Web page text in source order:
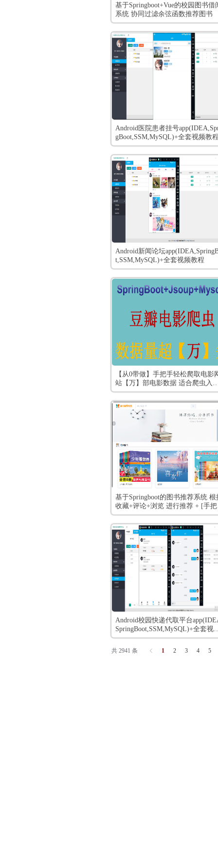
基于Springboot+Vue的校园图书借
系统 协同过滤余弦函数推荐图书
Android医院患者挂号
gBoot,SSM,MySQL)+全套视频教
Android新闻论坛
t,SSM,MySQL)+全套视频教程
【从0带做】手把手轻松爬取电影
站【万】部电影数据 适合爬虫入
爬虫原理java爬虫数据量超万条
电影爬虫 Springboot Jsoup
基于Springboot的图书推荐系统 根
收藏+评论+浏览 进行推荐 + [手
视频教程 和 开发文档]
Android校园快递代取平台
SpringBoot,SSM,MySQL)+全套视
教程
共 2941 条 1 2 3 4 5